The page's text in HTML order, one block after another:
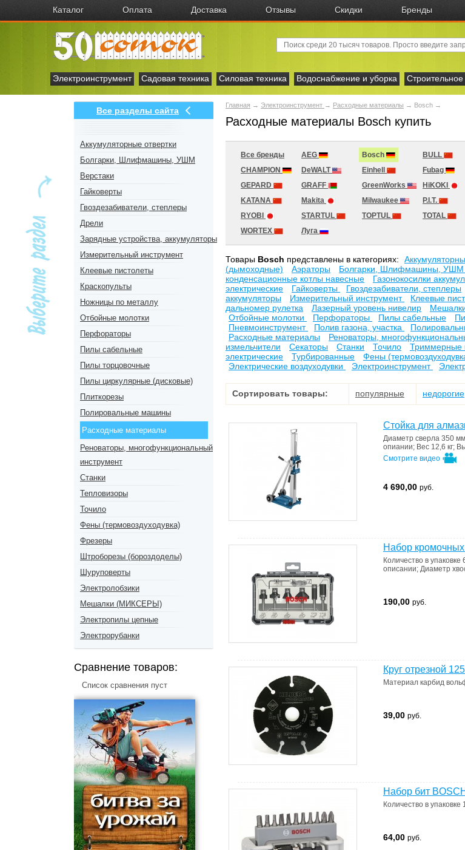
Каталог Оплата Доставка Отзывы Скидки Бренды
Электроинструмент
Садовая техника Силовая техника Водоснабжение и уборка
Все разделы сайта
Аккумуляторные отвертки
Болгарки, Шлифмашины, УШМ
Верстаки
Гайковерты
Гвоздезабиватели, степлеры
Дрели
Зарядные устройства, аккумуляторы
Измерительный инструмент
Клеевые пистолеты
Краскопульты
Ножницы по металлу
Отбойные молотки
Перфораторы
Пилы сабельные
Пилы торцовочные
Пилы циркулярные (дисковые)
Плиткорезы
Полировальные машины
Расходные материалы
Реноваторы, многофункциональный
инструмент
Станки
Тепловизоры
Точило
Фены (термовоздуходувка)
Фрезеры
Штроборезы (бороздоделы)
Шуруповерты
Электролобзики
Мешалки (МИКСЕРЫ)
Электропилы цепные
Электрорубанки
Сравнение товаров:
Список сравнения пуст
Главная → Электроинструмент → Расходные материалы → Bosch →
Расходные материалы Bosch купить
Все бренды AEG Bosch
BULL
CHAMPION
DeWALT Einhell
Fubag
GEPARD
GRAFF GreenWorks
HiKOKI
KATANA
Makita Milwaukee
P.I.T.
RYOBI
STARTUL TOPTUL
TOTAL
WORTEX
Луга
Товары Bosch представлены в категориях:
(дымоходные)
Аэраторы Болгарки, Шлифмашины, УШМ
конденсационные котлы навесные
Газонокосилки
электрические
Гайковерты Гвоздезабиватели, степлеры
аккумуляторы
Измерительный инструмент Клеевые
дальномер рулетка
Лазерный уровень нивелир
Отбойные молотки
Перфораторы Пилы сабельные
Пневмоинструмент
Полив газона, участка
Расходные материалы
Реноваторы,
измельчители
Секаторы Станки Точило Триммерные
электрические
Турбированные Фены
Электрические воздуходувки
Электроинструмент
Сортировать товары: популярные недорогие
Стойка для
Диаметр сверла 350 мм
опиании; Вес 12,6 кг;
Смотрите видео
4 690,00 руб.
Набор
Количество в упаковке
описании; Диаметр
190,00 руб.
Круг отрезной
Материал карбид
39,00 руб.
Набор бит
Количество в упаковке
64,00 руб.